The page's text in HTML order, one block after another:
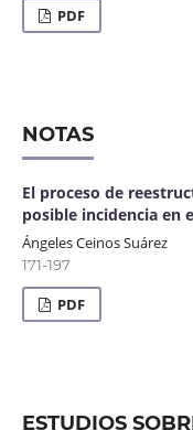
PDF
NOTAS
El proceso de
posible incidencia en
Ángeles Ceinos Suárez
171-197
PDF
ESTUDIOS